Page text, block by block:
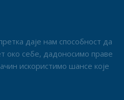
даје нам способност да
око себе, дадоносимо праве
искористимо шансе које